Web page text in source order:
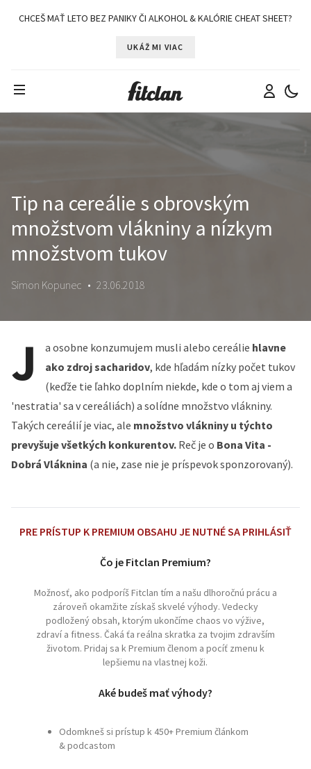
CHCEŠ MAŤ LETO BEZ PANIKY ČI ALKOHOL & KALÓRIE CHEAT SHEET?
UKÁŽ MI VIAC
Tip na cereálie s obrovským
množstvom vlákniny a nízkym
množstvom tukov
Simon Kopunec • 23.06.2018
J a osobne konzumujem musli alebo cereálie hlavne
ako zdroj sacharidov, kde hľadám nízky počet tukov
(keďže tie ľahko doplním niekde, kde o tom aj viem a
'nestratia' sa v cereáliách) a solídne množstvo vlákniny.
Takých cereálií je viac, ale množstvo vlákniny u týchto
prevyšuje všetkých konkurentov. Reč je o Bona Vita -
Dobrá Vláknina (a nie, zase nie je príspevok sponzorovaný).
PRE PRÍSTUP K PREMIUM OBSAHU JE NUTNÉ SA PRIHLÁSIŤ
Čo je Fitclan Premium?
Možnosť, ako podporíš Fitclan tím a našu dlhoročnú prácu a
zároveň okamžite získaš skvelé výhody. Vedecky
podložený obsah, ktorým ukončíme chaos vo výžive,
zdraví a fitness. Čaká ťa reálna skratka za tvojim zdravším
životom. Pridaj sa k Premium členom a pocíť zmenu k
lepšiemu na vlastnej koži.
Aké budeš mať výhody?
Odomkneš si prístup k 450+ Premium článkom
& podcastom